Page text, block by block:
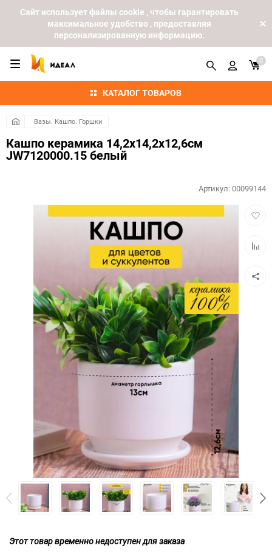
Cайт использует файлы cookie , чтобы гарантировать
максимальное удобство , предоставляя
персонализированную информацию.
КАТАЛОГ ТОВАРОВ
0
Вазы. Кашпо. Горшки
Кашпо керамика 14,2х14,2х12,6см
JW7120000.15 белый
Артикул:00099144
Этот товар временно недоступен для заказа